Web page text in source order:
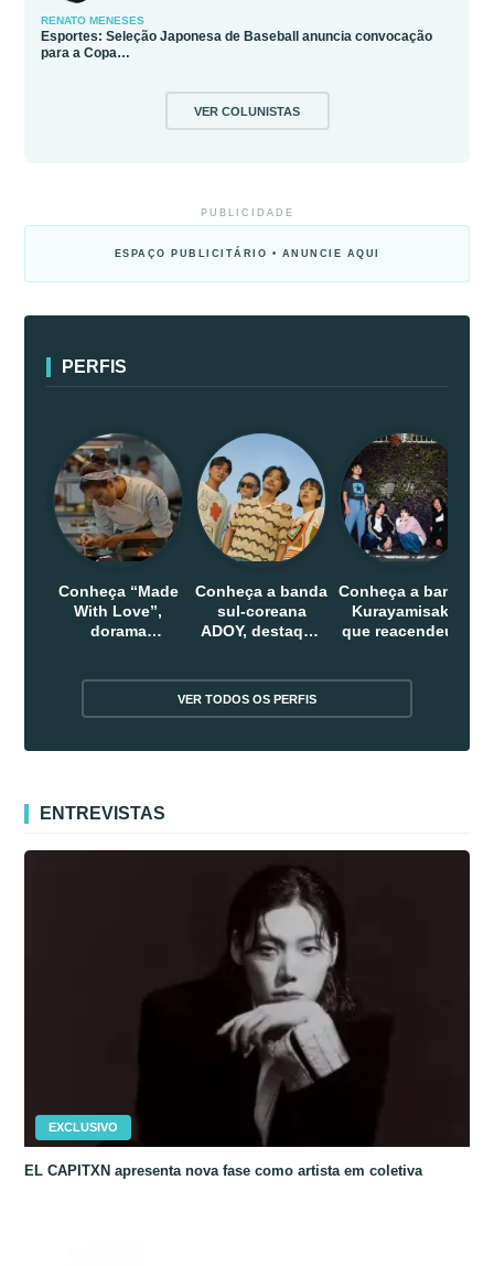
RENATO MENESES
Esportes: Seleção Japonesa de Baseball anuncia convocação
para a Copa…
VER COLUNISTAS
PUBLICIDADE
ESPAÇO PUBLICITÁRIO • ANUNCIE AQUI
PERFIS
Conheça “Made
With Love”,
dorama
Conheça a banda
sul-coreana
ADOY, destaque
Conheça a banda
Kurayamisaka
que reacendeu o
VER TODOS OS PERFIS
ENTREVISTAS
EXCLUSIVO
EL CAPITXN apresenta nova fase como artista em coletiva